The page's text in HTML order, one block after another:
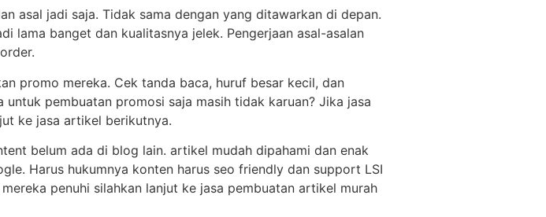
asal jadi saja. Tidak sama dengan yang ditawarkan di depan.
lama banget dan kualitasnya jelek. Pengerjaan asal-asalan
promo mereka. Cek tanda baca, huruf besar kecil, dan
pembuatan promosi saja masih tidak karuan? Jika jasa
ke jasa artikel berikutnya.
belum ada di blog lain. artikel mudah dipahami dan enak
Harus hukumnya konten harus seo friendly dan support LSI
penuhi silahkan lanjut ke jasa pembuatan artikel murah